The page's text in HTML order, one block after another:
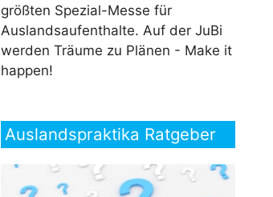
größten Spezial-Messe für
Auslandsaufenthalte. Auf der JuBi
werden Träume zu Plänen - Make it
happen!
Auslandspraktika Ratgeber